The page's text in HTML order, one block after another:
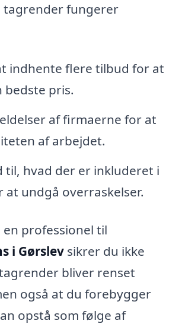
tagrender fungerer
indhente flere tilbud for at
bedste pris.
af firmaerne for at
af arbejdet.
til, hvad der er inkluderet i
at undgå overraskelser.
professionel til
i Gørslev sikrer du ikke
bliver renset
også at du forebygger
opstå som følge af